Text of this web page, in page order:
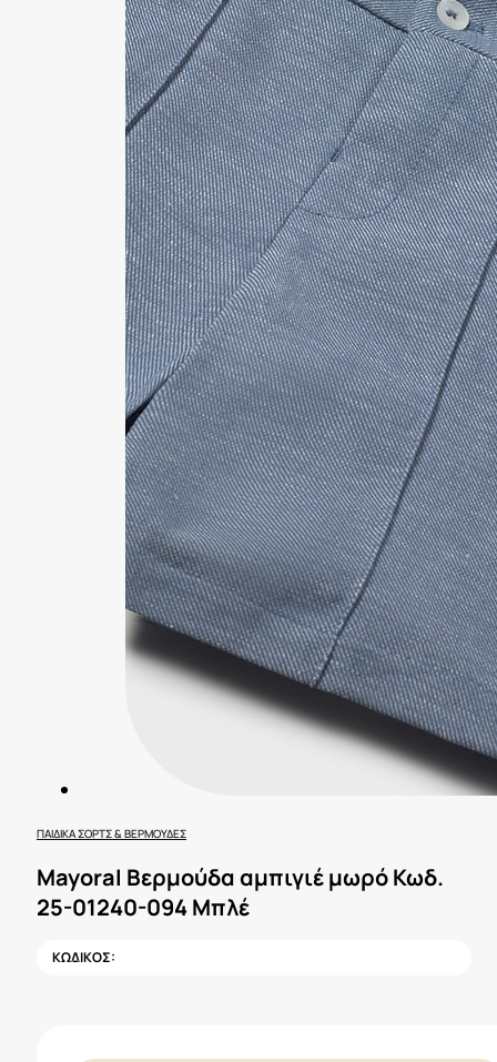
ΠΑΙΔΙΚΆ ΣΟΡΤΣ & ΒΕΡΜΟΎΔΕΣ
Mayoral Βερμούδα αμπιγιέ μωρό Κωδ.
25-01240-094 Μπλέ
ΚΩΔΙΚΟΣ: